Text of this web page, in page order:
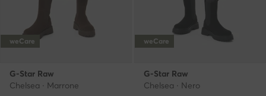
weCare
G-Star Raw
Chelsea · Marrone
weCare
G-Star Raw
Chelsea · Nero